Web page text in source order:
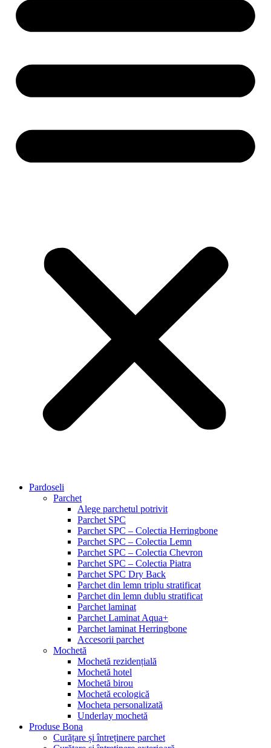
Pardoseli
Parchet
Alege parchetul potrivit
Parchet SPC
Parchet SPC – Colectia Herringbone
Parchet SPC – Colectia Lemn
Parchet SPC – Colectia Chevron
Parchet SPC – Colectia Piatra
Parchet SPC Dry Back
Parchet din lemn triplu stratificat
Parchet din lemn dublu stratificat
Parchet laminat
Parchet Laminat Aqua+
Parchet laminat Herringbone
Accesorii parchet
Mochetă
Mochetă rezidențială
Mochetă hotel
Mochetă birou
Mochetă ecologică
Mocheta personalizată
Underlay mochetă
Produse Bona
Curățare și întreținere parchet